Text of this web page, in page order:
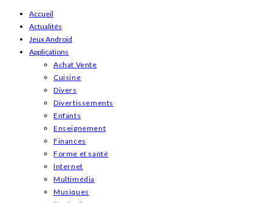
Skip
content
Accueil
Actualités
Jeux Android
Applications
Achat Vente
Cuisine
Divers
Divertissements
Enfants
Enseignement
Finances
Forme et santé
Internet
Multimédia
Musiques